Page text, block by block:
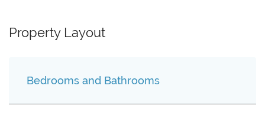
Property Layout
Bedrooms and Bathrooms